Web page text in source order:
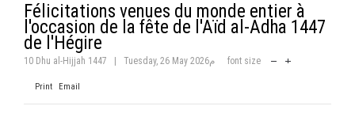
Félicitations venues du monde entier à
l'occasion de la fête de l'Aïd al-Adha 1447
de l'Hégire
10 Dhu al-Hijjah 1447 Tuesday, 26 May 2026م font size
Print Email